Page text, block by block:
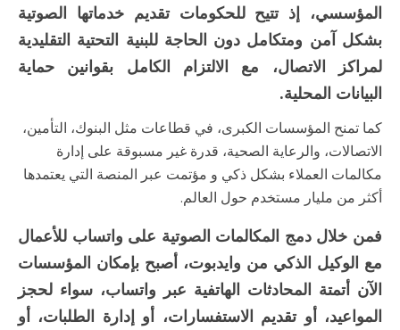
المؤسسي، إذ تتيح للحكومات تقديم خدماتها الصوتية
بشكل آمن ومتكامل دون الحاجة للبنية التحتية التقليدية
لمراكز الاتصال، مع الالتزام الكامل بقوانين حماية
البيانات المحلية.
كما تمنح المؤسسات الكبرى، في قطاعات مثل البنوك، التأمين،
الاتصالات، والرعاية الصحية، قدرة غير مسبوقة على إدارة
مكالمات العملاء بشكل ذكي و مؤتمت عبر المنصة التي يعتمدها
أكثر من مليار مستخدم حول العالم.
فمن خلال دمج المكالمات الصوتية على واتساب للأعمال
مع الوكيل الذكي من وايدبوت، أصبح بإمكان المؤسسات
الآن أتمتة المحادثات الهاتفية عبر واتساب، سواء لحجز
المواعيد، أو تقديم الاستفسارات، أو إدارة الطلبات، أو